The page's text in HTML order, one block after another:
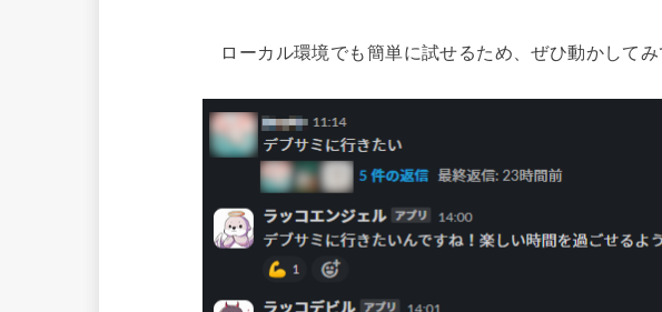
ローカル環境でも簡単に試せるため、ぜひ動かしてみ